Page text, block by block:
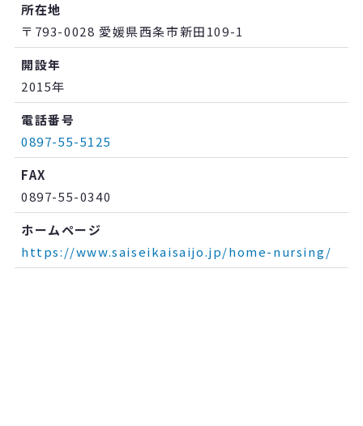
所在地
〒793-0028 愛媛県西条市新田109-1
開設年
2015年
電話番号
0897-55-5125
FAX
0897-55-0340
ホームページ
https://www.saiseikaisaijo.jp/home-nursing/